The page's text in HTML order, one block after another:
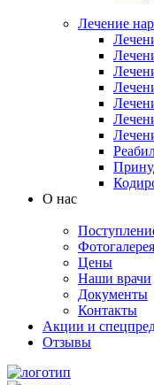
Лечение
О нас
Фотогалерея
Цены
Наши врачи
Документы
Контакты
Акции и
Отзывы